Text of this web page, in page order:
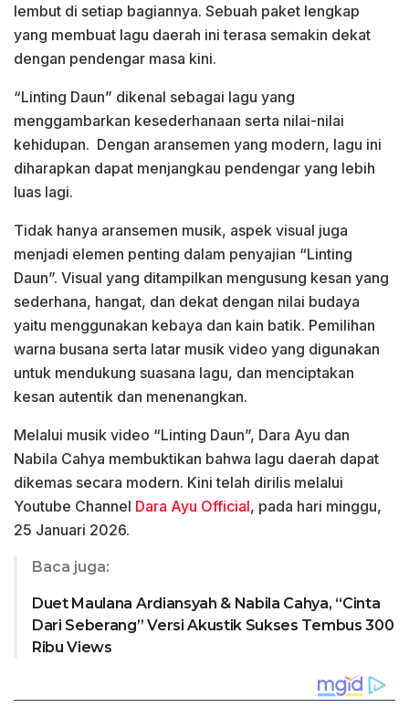
lembut di setiap bagiannya. Sebuah paket lengkap
yang membuat lagu daerah ini terasa semakin dekat
dengan pendengar masa kini.
“Linting Daun” dikenal sebagai lagu yang
menggambarkan kesederhanaan serta nilai-nilai
kehidupan. Dengan aransemen yang modern, lagu ini
diharapkan dapat menjangkau pendengar yang lebih
luas lagi.
Tidak hanya aransemen musik, aspek visual juga
menjadi elemen penting dalam penyajian “Linting
Daun”. Visual yang ditampilkan mengusung kesan yang
sederhana, hangat, dan dekat dengan nilai budaya
yaitu menggunakan kebaya dan kain batik. Pemilihan
warna busana serta latar musik video yang digunakan
untuk mendukung suasana lagu, dan menciptakan
kesan autentik dan menenangkan.
Melalui musik video “Linting Daun”, Dara Ayu dan
Nabila Cahya membuktikan bahwa lagu daerah dapat
dikemas secara modern. Kini telah dirilis melalui
Youtube Channel Dara Ayu Official, pada hari minggu,
25 Januari 2026.
Baca juga:
Duet Maulana Ardiansyah & Nabila Cahya, “Cinta
Dari Seberang” Versi Akustik Sukses Tembus 300
Ribu Views